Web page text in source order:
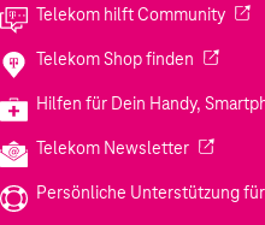
Telekom hilft Community
Telekom Shop finden (Wird in
Hilfen für Dein Handy,
Telekom Newsletter(Wird in
Persönliche Unterstützung